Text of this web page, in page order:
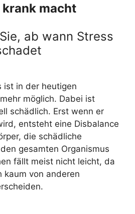
krank macht
ab wann Stress
ist in der heutigen
möglich. Dabei ist
schädlich. Erst wenn er
entsteht eine Disbalance
die schädliche
gesamten Organismus
fällt meist nicht leicht, da
kaum von anderen